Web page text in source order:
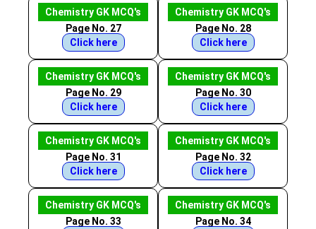
Chemistry GK MCQ's
Page No. 27
Click here
Chemistry GK MCQ's
Page No. 28
Click here
Chemistry GK MCQ's
Page No. 29
Click here
Chemistry GK MCQ's
Page No. 30
Click here
Chemistry GK MCQ's
Page No. 31
Click here
Chemistry GK MCQ's
Page No. 32
Click here
Chemistry GK MCQ's
Page No. 33
Chemistry GK MCQ's
Page No. 34